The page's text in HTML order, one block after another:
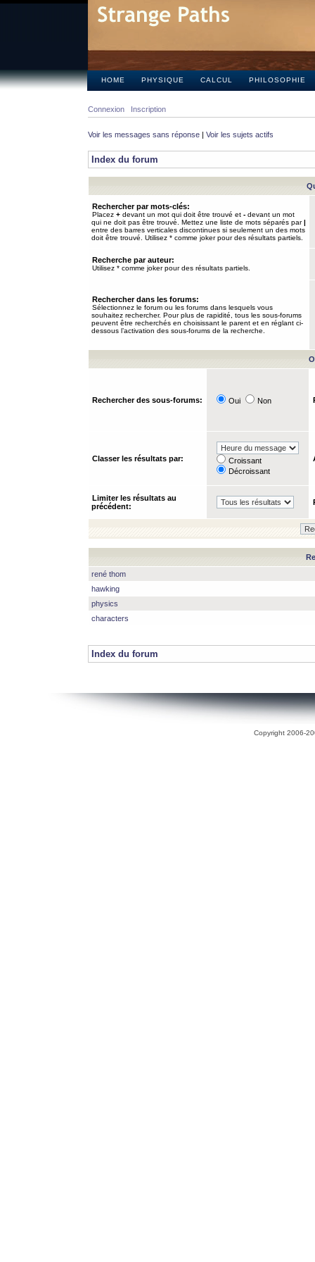
HOME PHYSIQUE CALCUL PHILOSOPHIE
Connexion Inscription
Voir les messages sans réponse | Voir les sujets actifs
Index du forum
Rechercher par mots-clés:
Placez + devant un mot qui doit être trouvé et - devant un mot
qui ne doit pas être trouvé. Mettez une liste de mots séparés par|
entre des barres verticales discontinues si seulement un des mots
doit être trouvé. Utilisez * comme joker pour des résultats partiels.
Recherche par auteur:
Utilisez * comme joker pour des résultats partiels.
Rechercher dans les forums:
Sélectionnez le forum ou les forums dans lesquels vous
souhaitez rechercher. Pour plus de rapidité, tous les sous-forums
peuvent être recherchés en choisissant le parent et en réglant ci-
dessous l’activation des sous-forums de la recherche.
Rechercher des sous-forums: Oui Non
Classer les résultats par:
Croissant
Décroissant
Limiter les résultats au
précédent:
rené thom
hawking
physics
characters
Index du forum
Copyright 2006-